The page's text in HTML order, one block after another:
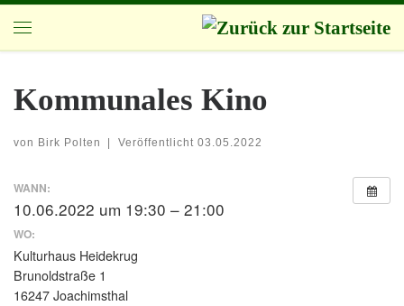
Zum Inhalt springen
Kommunales Kino
von Birk Polten | Veröffentlicht 03.05.2022
WANN:
10.06.2022 um 19:30 – 21:00
WO:
Kulturhaus Heidekrug
Brunoldstraße 1
16247 Joachimsthal